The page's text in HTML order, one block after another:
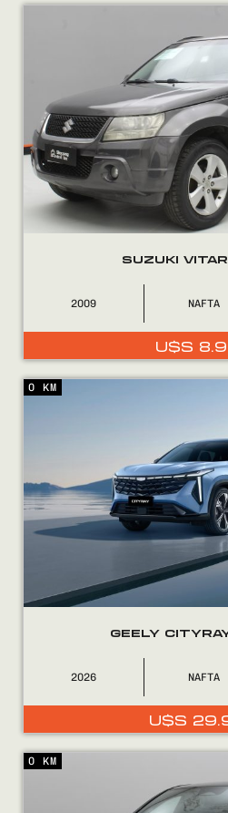
SUZUKI
2009 NAFTA
U$S
GEELY
2026 NAFTA
U$S
0 KM
0 KM